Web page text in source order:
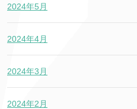
2024年5月
2024年4月
2024年3月
2024年2月